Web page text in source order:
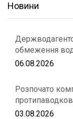
Новини
обмеження
06.08.2026
Розпочато
03.08.2026